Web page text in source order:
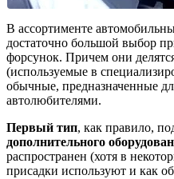
В ассортименте
достаточно большой выбор
форсунок. Причем они
(используемые в
обычные, предназначенные
автолюбителями.
Первый тип, как правило,
дополнительного
распространен (хотя в
присадки используют и как